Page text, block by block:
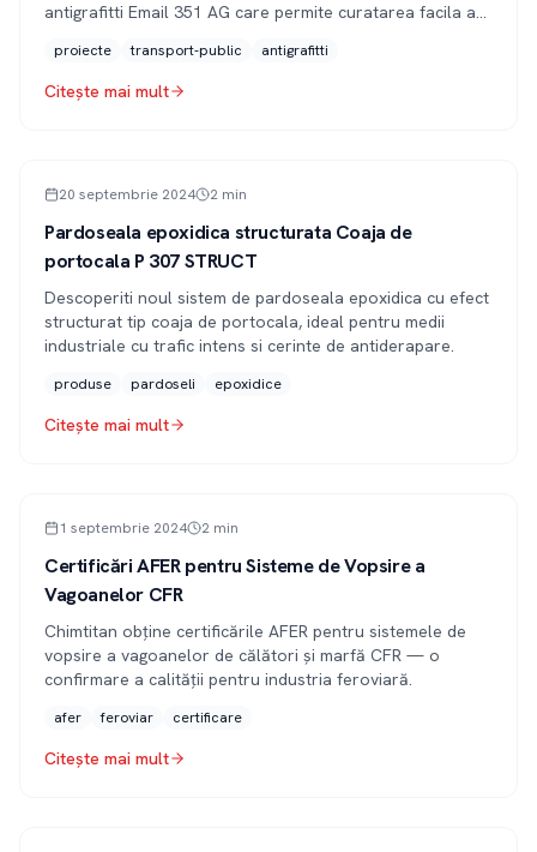
antigrafitti Email 351 AG care permite curatarea facila a
proiecte transport-public antigrafitti
Citește mai mult
ARTICOL
20 septembrie 2024 2 min
Pardoseala epoxidica structurata Coaja de
portocala P 307 STRUCT
Descoperiti noul sistem de pardoseala epoxidica cu efect
structurat tip coaja de portocala, ideal pentru medii
industriale cu trafic intens si cerinte de antiderapare.
produse pardoseli epoxidice
Citește mai mult
PRESĂ
1 septembrie 2024 2 min
Certificări AFER pentru Sisteme de Vopsire a
Vagoanelor CFR
Chimtitan obține certificările AFER pentru sistemele de
vopsire a vagoanelor de călători și marfă CFR — o
confirmare a calității pentru industria feroviară.
afer feroviar certificare
Citește mai mult